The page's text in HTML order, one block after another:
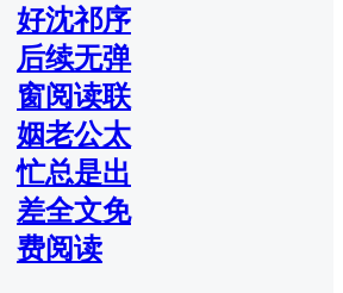
好沈祁序
后续无弹
窗阅读联
姻老公太
忙总是出
差全文免
费阅读